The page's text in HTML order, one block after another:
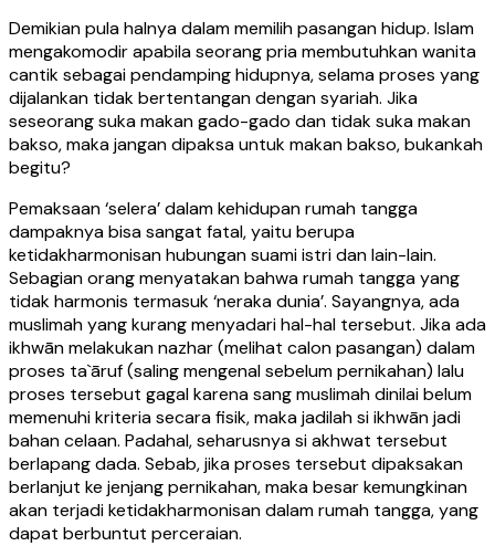
Demikian pula halnya dalam memilih pasangan hidup. Islam
mengakomodir apabila seorang pria membutuhkan wanita
cantik sebagai pendamping hidupnya, selama proses yang
dijalankan tidak bertentangan dengan syariah. Jika
seseorang suka makan gado-gado dan tidak suka makan
bakso, maka jangan dipaksa untuk makan bakso, bukankah
begitu?
Pemaksaan ‘selera’ dalam kehidupan rumah tangga
dampaknya bisa sangat fatal, yaitu berupa
ketidakharmonisan hubungan suami istri dan lain-lain.
Sebagian orang menyatakan bahwa rumah tangga yang
tidak harmonis termasuk ‘neraka dunia’. Sayangnya, ada
muslimah yang kurang menyadari hal-hal tersebut. Jika ada
ikhwān melakukan nazhar (melihat calon pasangan) dalam
proses ta`āruf (saling mengenal sebelum pernikahan) lalu
proses tersebut gagal karena sang muslimah dinilai belum
memenuhi kriteria secara fisik, maka jadilah si ikhwān jadi
bahan celaan. Padahal, seharusnya si akhwat tersebut
berlapang dada. Sebab, jika proses tersebut dipaksakan
berlanjut ke jenjang pernikahan, maka besar kemungkinan
akan terjadi ketidakharmonisan dalam rumah tangga, yang
dapat berbuntut perceraian.